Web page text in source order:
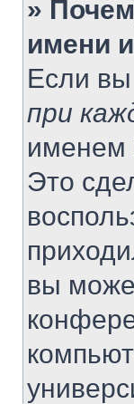
»
имени
Если
при
именем
Это
вы